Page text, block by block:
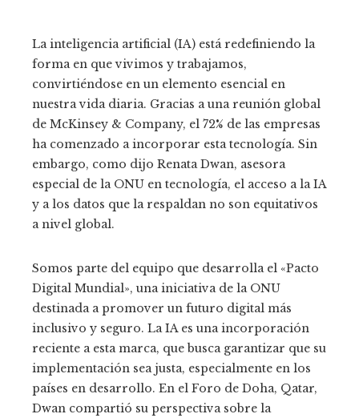
La inteligencia artificial (IA) está redefiniendo la
forma en que vivimos y trabajamos,
convirtiéndose en un elemento esencial en
nuestra vida diaria. Gracias a una reunión global
de McKinsey & Company, el 72% de las empresas
ha comenzado a incorporar esta tecnología. Sin
embargo, como dijo Renata Dwan, asesora
especial de la ONU en tecnología, el acceso a la IA
y a los datos que la respaldan no son equitativos
a nivel global.
Somos parte del equipo que desarrolla el «Pacto
Digital Mundial», una iniciativa de la ONU
destinada a promover un futuro digital más
inclusivo y seguro. La IA es una incorporación
reciente a esta marca, que busca garantizar que su
implementación sea justa, especialmente en los
países en desarrollo. En el Foro de Doha, Qatar,
Dwan compartió su perspectiva sobre la